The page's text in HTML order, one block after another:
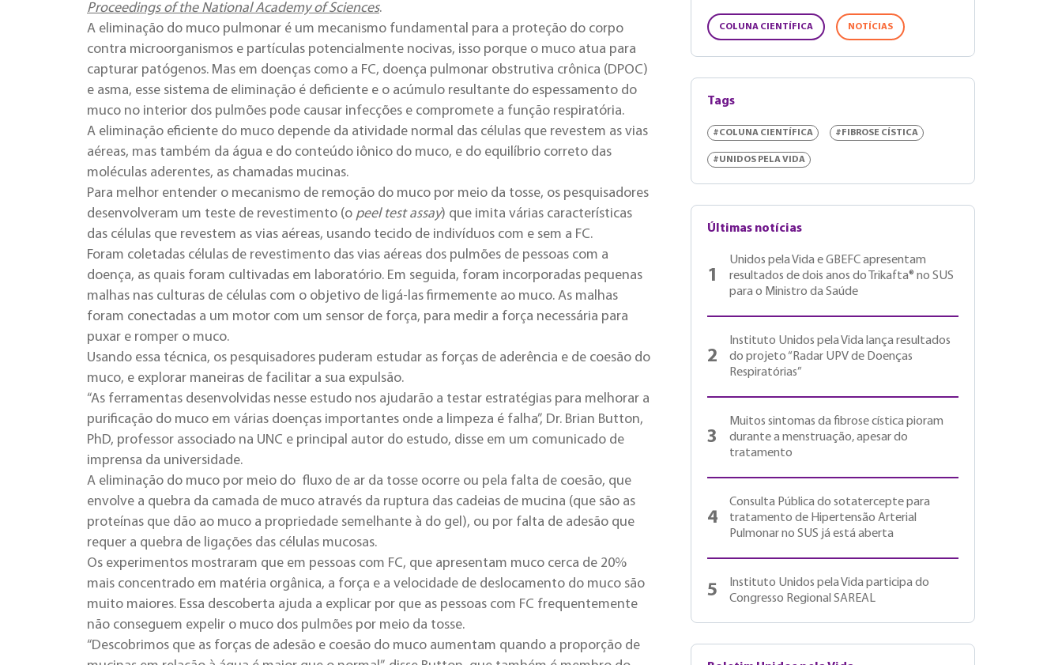
Proceedings of the National Academy of Sciences.
A eliminação do muco pulmonar é um mecanismo fundamental para a proteção do corpo
contra microorganismos e partículas potencialmente nocivas, isso porque o muco atua para
capturar patógenos. Mas em doenças como a FC, doença pulmonar obstrutiva crônica (DPOC)
e asma, esse sistema de eliminação é deficiente e o acúmulo resultante do espessamento do
muco no interior dos pulmões pode causar infecções e compromete a função respiratória.
A eliminação eficiente do muco depende da atividade normal das células que revestem as vias
aéreas, mas também da água e do conteúdo iônico do muco, e do equilíbrio correto das
moléculas aderentes, as chamadas mucinas.
Para melhor entender o mecanismo de remoção do muco por meio da tosse, os pesquisadores
desenvolveram um teste de revestimento (o peel test assay) que imita várias características
das células que revestem as vias aéreas, usando tecido de indivíduos com e sem a FC.
Foram coletadas células de revestimento das vias aéreas dos pulmões de pessoas com a
doença, as quais foram cultivadas em laboratório. Em seguida, foram incorporadas pequenas
malhas nas culturas de células com o objetivo de ligá-las firmemente ao muco. As malhas
foram conectadas a um motor com um sensor de força, para medir a força necessária para
puxar e romper o muco.
Usando essa técnica, os pesquisadores puderam estudar as forças de aderência e de coesão do
muco, e explorar maneiras de facilitar a sua expulsão.
“As ferramentas desenvolvidas nesse estudo nos ajudarão a testar estratégias para melhorar a
purificação do muco em várias doenças importantes onde a limpeza é falha”, Dr. Brian Button,
PhD, professor associado na UNC e principal autor do estudo, disse em um comunicado de
imprensa da universidade.
A eliminação do muco por meio do fluxo de ar da tosse ocorre ou pela falta de coesão, que
envolve a quebra da camada de muco através da ruptura das cadeias de mucina (que são as
proteínas que dão ao muco a propriedade semelhante à do gel), ou por falta de adesão que
requer a quebra de ligações das células mucosas.
Os experimentos mostraram que em pessoas com FC, que apresentam muco cerca de 20%
mais concentrado em matéria orgânica, a força e a velocidade de deslocamento do muco são
muito maiores. Essa descoberta ajuda a explicar por que as pessoas com FC frequentemente
não conseguem expelir o muco dos pulmões por meio da tosse.
“Descobrimos que as forças de adesão e coesão do muco aumentam quando a proporção de
COLUNA CIENTÍFICA NOTÍCIAS
Tags
#COLUNA CIENTÍFICA #FIBROSE CÍSTICA
#UNIDOS PELA VIDA
Últimas notícias
1
Unidos pela Vida e GBEFC apresentam
resultados de dois anos do Trikafta® no SUS
para o Ministro da Saúde
2
Instituto Unidos pela Vida lança resultados
do projeto “Radar UPV de Doenças
Respiratórias”
3
Muitos sintomas da fibrose cística pioram
durante a menstruação, apesar do
tratamento
4
Consulta Pública do sotatercepte para
tratamento de Hipertensão Arterial
Pulmonar no SUS já está aberta
5
Instituto Unidos pela Vida participa do
Congresso Regional SAREAL